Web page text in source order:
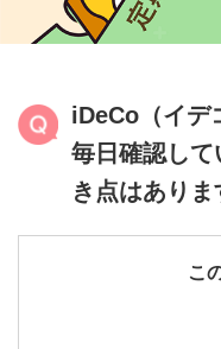
iDeCo（イデ
毎日確認し
き点はありま
こ